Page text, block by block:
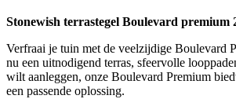
Stonewish terrastegel Boulevard premium
Verfraai je tuin met de veelzijdige Boulevard
nu een uitnodigend terras, sfeervolle
wilt aanleggen, onze Boulevard Premium
een passende oplossing.